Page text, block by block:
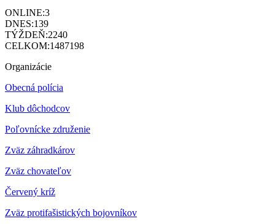
ONLINE:3
DNES:139
TÝŽDEŇ:2240
CELKOM:1487198
Organizácie
Obecná polícia
Klub dôchodcov
Poľovnícke združenie
Zväz záhradkárov
Zväz chovateľov
Červený kríž
Zväz protifašistických bojovníkov